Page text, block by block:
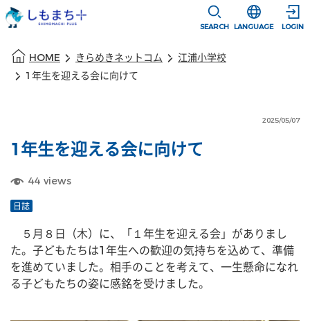
SEARCH
選択すると言
LANGUAGE LOGIN
HOME きらめきネットコム
江浦小学校
1年生を迎える会に向けて
2025/05/07
1年生を迎える会に向けて
44 views
日誌
５月８日（木）に、「１年生を迎える会」がありまし
た。子どもたちは1年生への歓迎の気持ちを込めて、準備
を進めていました。相手のことを考えて、一生懸命になれ
る子どもたちの姿に感銘を受けました。